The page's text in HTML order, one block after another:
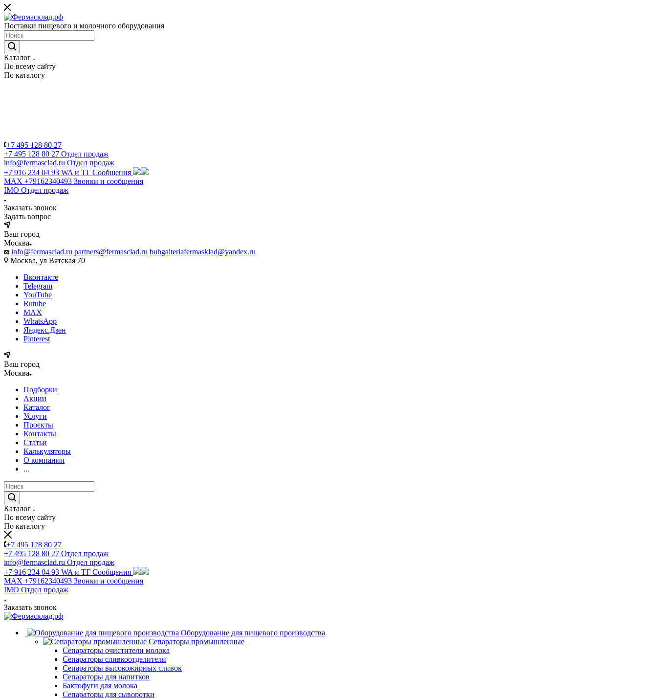
Поставки пищевого и молочного оборудования
Каталог
По всему сайту
По каталогу
+7 495 128 80 27
+7 495 128 80 27 Отдел продаж
info@fermasclad.ru Отдел продаж
+7 916 234 04 93 WA и ТГ Сообщения
MAX +79162340493 Звонки и сообщения
IMO Отдел продаж
Заказать звонок
Задать вопрос
Ваш город
Москва
info@fermasclad.ru partners@fermasclad.ru buhgalteriafermasklad@yandex.ru
Москва, ул Вятская 70
Вконтакте
Telegram
YouTube
Rutube
MAX
WhatsApp
Яндекс.Дзен
Pinterest
Ваш город
Москва
Подборки
Акции
Каталог
Услуги
Проекты
Контакты
Статьи
Калькуляторы
О компании
...
Каталог
По всему сайту
По каталогу
+7 495 128 80 27
+7 495 128 80 27 Отдел продаж
info@fermasclad.ru Отдел продаж
+7 916 234 04 93 WA и ТГ Сообщения
MAX +79162340493 Звонки и сообщения
IMO Отдел продаж
Заказать звонок
Оборудование для пищевого производства
Сепараторы промышленные
Сепараторы очистители молока
Сепараторы сливкоотделители
Сепараторы высокожирных сливок
Сепараторы для напитков
Бактофуги для молока
Сепараторы для сыворотки